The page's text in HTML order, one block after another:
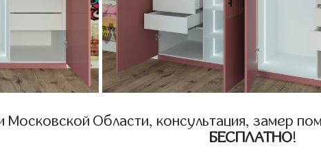
Области, консультация, замер
БЕСПЛАТНО!